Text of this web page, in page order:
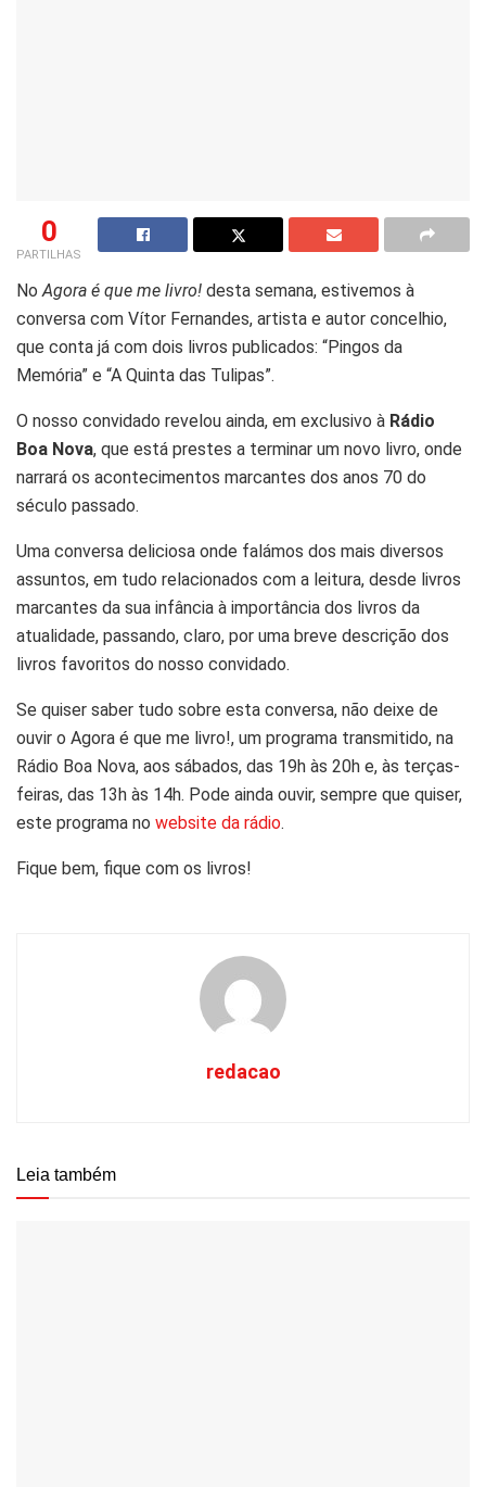
0
PARTILHAS
NoAgora é que me livro! desta semana, estivemos à
conversa com Vítor Fernandes, artista e autor concelhio,
que conta já com dois livros publicados: “Pingos da
Memória” e “A Quinta das Tulipas”.
O nosso convidado revelou ainda, em exclusivo à Rádio
Boa Nova, que está prestes a terminar um novo livro, onde
narrará os acontecimentos marcantes dos anos 70 do
século passado.
Uma conversa deliciosa onde falámos dos mais diversos
assuntos, em tudo relacionados com a leitura, desde livros
marcantes da sua infância à importância dos livros da
atualidade, passando, claro, por uma breve descrição dos
livros favoritos do nosso convidado.
Se quiser saber tudo sobre esta conversa, não deixe de
ouvir o Agora é que me livro!, um programa transmitido, na
Rádio Boa Nova, aos sábados, das 19h às 20h e, às terças-
feiras, das 13h às 14h. Pode ainda ouvir, sempre que quiser,
este programa no website da rádio.
Fique bem, fique com os livros!
redacao
Leia também